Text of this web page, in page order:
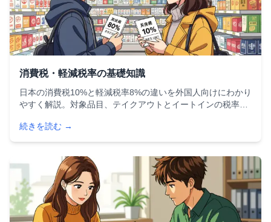
消費税・軽減税率の基礎知識
日本の消費税10%と軽減税率8%の違いを外国人向けにわかり
やすく解説。対象品目、テイクアウトとイートインの税率の
本生活に必要な消費税の知識をまとめました。
続きを読む →